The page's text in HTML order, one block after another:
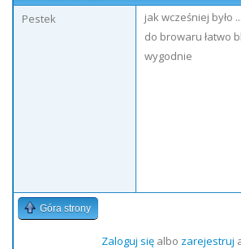
Pestek
jak wcześniej było ...
do browaru łatwo
wygodnie
Góra strony
Zaloguj sięalbo zarejestruj